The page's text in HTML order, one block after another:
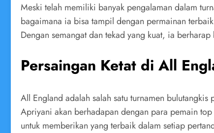
Meski telah memiliki banyak pengalaman dalam
bagaimana ia bisa tampil dengan permainan
Dengan semangat dan tekad yang kuat, ia
Persaingan Ketat di All
All England adalah salah satu turnamen
Apriyani akan berhadapan dengan para pemain
untuk memberikan yang terbaik dalam setiap